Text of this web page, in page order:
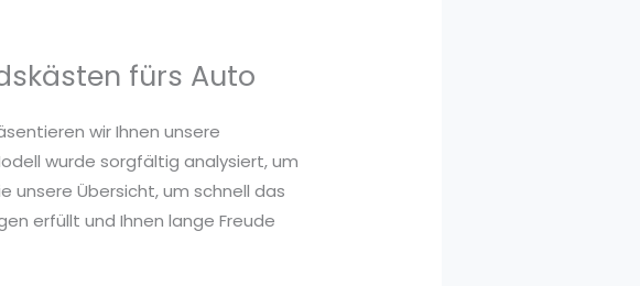
fürs Auto
wir Ihnen unsere
wurde sorgfältig analysiert, um
unsere Übersicht, um schnell das
erfüllt und Ihnen lange Freude